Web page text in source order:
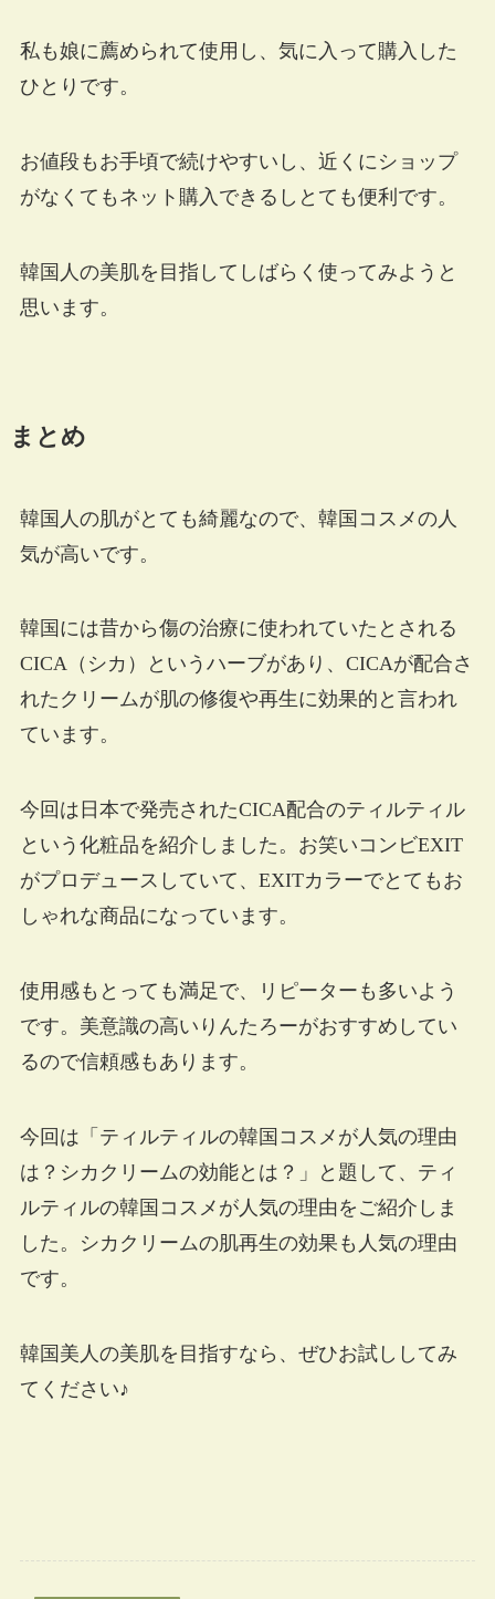
私も娘に薦められて使用し、気に入って購入した
ひとりです。
お値段もお手頃で続けやすいし、近くにショップ
がなくてもネット購入できるしとても便利です。
韓国人の美肌を目指してしばらく使ってみようと
思います。
まとめ
韓国人の肌がとても綺麗なので、韓国コスメの人
気が高いです。
韓国には昔から傷の治療に使われていたとされる
CICA（シカ）というハーブがあり、CICAが配合さ
れたクリームが肌の修復や再生に効果的と言われ
ています。
今回は日本で発売されたCICA配合のティルティル
という化粧品を紹介しました。お笑いコンビEXIT
がプロデュースしていて、EXITカラーでとてもお
しゃれな商品になっています。
使用感もとっても満足で、リピーターも多いよう
です。美意識の高いりんたろーがおすすめしてい
るので信頼感もあります。
今回は「ティルティルの韓国コスメが人気の理由
は？シカクリームの効能とは？」と題して、ティ
ルティルの韓国コスメが人気の理由をご紹介しま
した。シカクリームの肌再生の効果も人気の理由
です。
韓国美人の美肌を目指すなら、ぜひお試ししてみ
てください♪